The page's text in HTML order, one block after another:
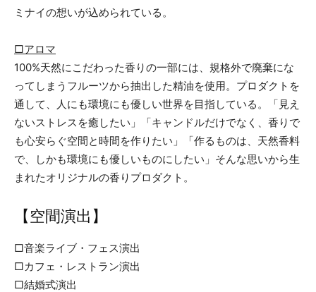
ミナイの想いが込められている。
□アロマ
100%天然にこだわった香りの一部には、規格外で廃棄にな
ってしまうフルーツから抽出した精油を使用。プロダクトを
通して、人にも環境にも優しい世界を目指している。「見え
ないストレスを癒したい」「キャンドルだけでなく、香りで
も心安らぐ空間と時間を作りたい」「作るものは、天然香料
で、しかも環境にも優しいものにしたい」そんな思いから生
まれたオリジナルの香りプロダクト。
【空間演出】
□音楽ライブ・フェス演出
□カフェ・レストラン演出
□結婚式演出